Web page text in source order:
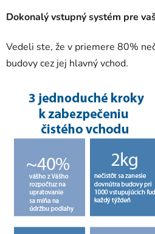
Dokonalý vstupný systém pre
Vedeli ste, že v priemere 80%
budovy cez jej hlavný vchod.